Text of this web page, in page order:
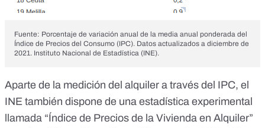
Fuente: Porcentaje de variación anual de la media anual ponderada del
Índice de Precios del Consumo (IPC). Datos actualizados a diciembre de
2021. Instituto Nacional de Estadística (INE).
Aparte de la medición del alquiler a través del IPC, el
INE también dispone de una estadística experimental
llamada “Índice de Precios de la Vivienda en Alquiler”